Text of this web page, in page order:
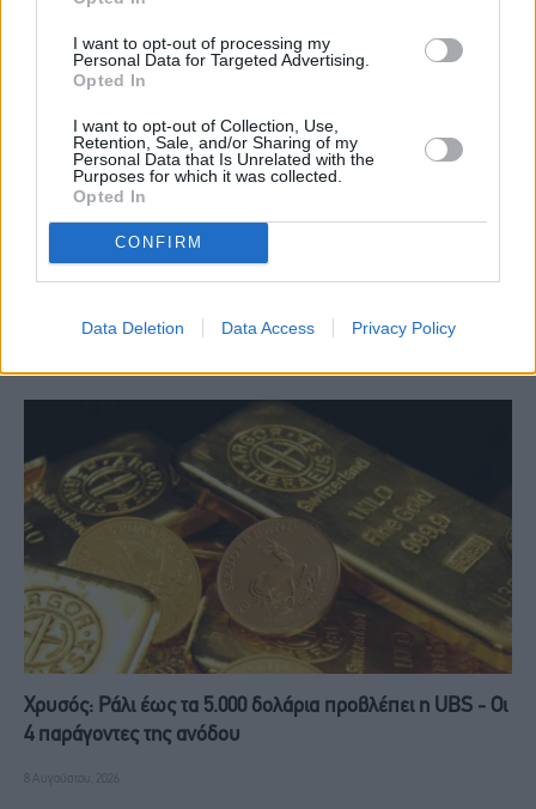
I want to opt-out of processing my
Personal Data for Targeted Advertising.
Opted In
I want to opt-out of Collection, Use,
Retention, Sale, and/or Sharing of my
Personal Data that Is Unrelated with the
Purposes for which it was collected.
Opted In
CONFIRM
Data Deletion Data Access Privacy Policy
FacebookTwitter
Το... ραντεβού Μητσοτάκη στις
κάλπες το 2027 και τα
μηνύματα που εξέπεμψε στην
επέτειο αποκατάστασης της
Δημοκρατίας για το αύριο της
Ευρωπαϊκή ενεργειακή ουτοπία
Χρυσός: Ράλι έως τα 5.000 δολάρια προβλέπει η UBS - Οι
4 παράγοντες της ανόδου
8 Αυγούστου, 2026